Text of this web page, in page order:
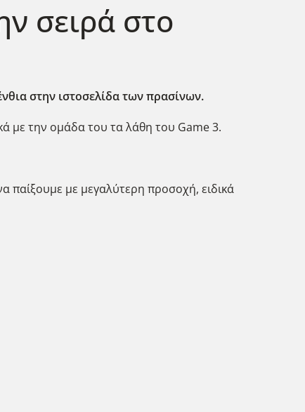
σειρά στο
στην ιστοσελίδα των πρασίνων.
με την ομάδα του τα λάθη του Game 3.
με μεγαλύτερη προσοχή, ειδικά